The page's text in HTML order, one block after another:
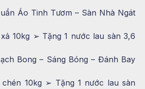
Áo Tinh Tươm – Sàn Nhà Ngát
10kg ➢ Tặng 1 nước lau sàn 3,6
Bong – Sáng Bóng – Đánh Bay
10kg ➢ Tặng 1 nước lau sàn